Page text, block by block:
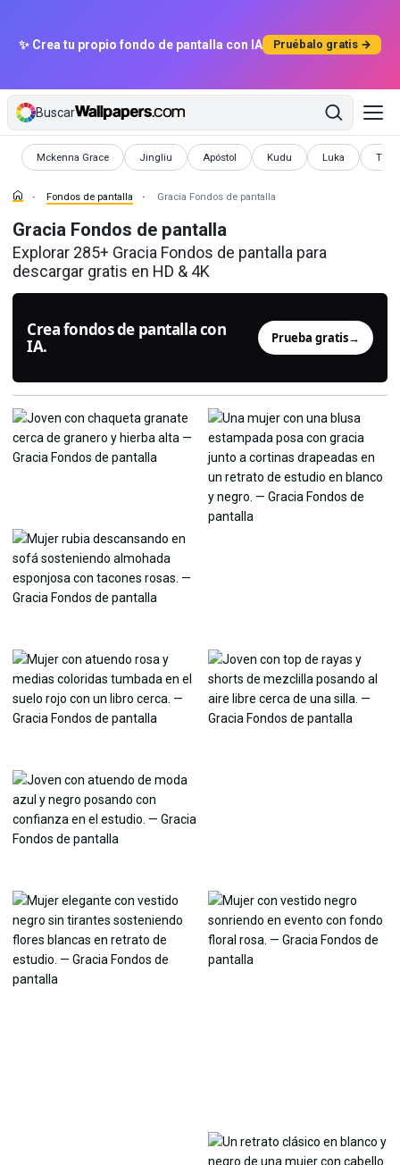
✨ Crea tu propio fondo de pantalla con IA Pruébalo gratis →
Buscar
Mckenna Grace
Fondos de pantalla Jingliu
Fondos de pantalla
Apóstol
Fondos de pantalla
Kudu
Fondos de pantalla
Luka
Fondos de
Fondos de pantalla Gracia Fondos de pantalla
Gracia Fondos de pantalla
Explorar 285+ Gracia Fondos de pantalla para
descargar gratis en HD & 4K
Crea fondos de pantalla con
IA.
Prueba gratis→